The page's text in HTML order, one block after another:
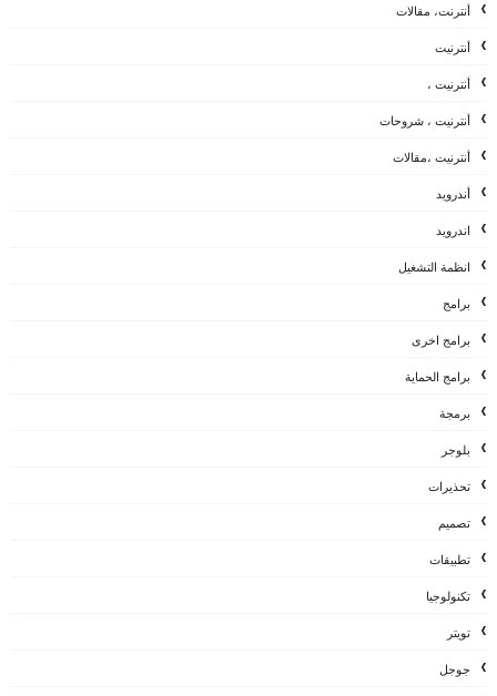
أنترنت، مقالات
أنترنيت
أنترنيت ،
أنترنيت ، شروحات
أنترنيت ،مقالات
أندرويد
اندرويد
انظمة التشغيل
برامج
برامج اخرى
برامج الحماية
برمجة
بلوجر
تحذيرات
تصميم
تطبيقات
تكنولوجيا
تويتر
جوجل